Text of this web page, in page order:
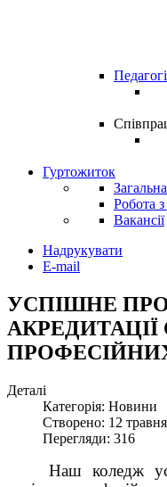
Гуртожиток
Робота
Вакансії
Надрукувати
E-mail
УСПІШНЕ
Деталі
Категорія: Новини
Створено: 12
Перегляди: 316
Наш коледж